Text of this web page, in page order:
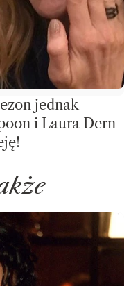
jednak
i Laura Dern